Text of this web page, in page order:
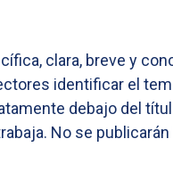
clara, breve y
identificar el
debajo del
No se